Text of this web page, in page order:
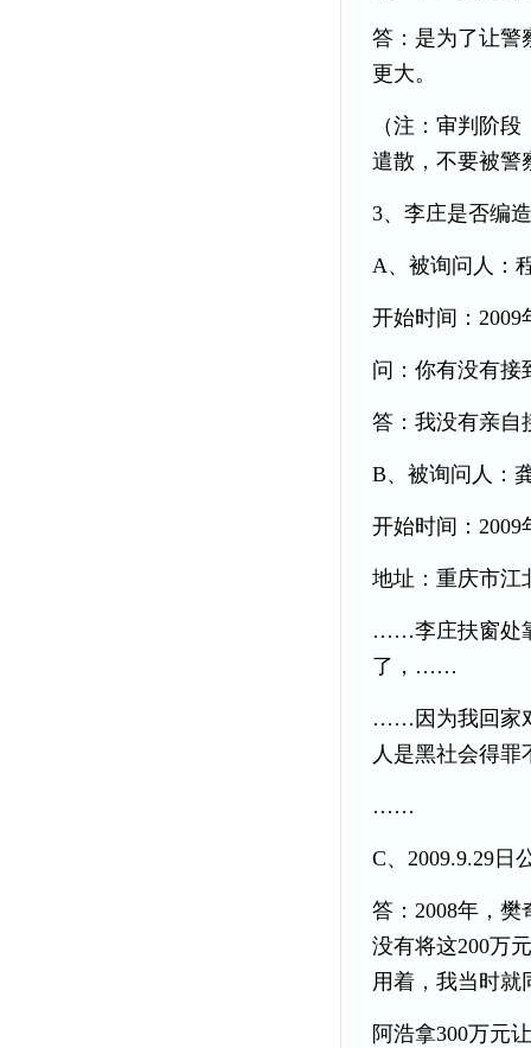
答：是为了让警
更大。
（注：审判阶
遣散，不要被警
3、李庄是否编
A、被询问人：
开始时间：2009
问：你有没有接
答：我没有亲自
B、被询问人：
开始时间：2009
地址：重庆市江
……李庄扶窗处
了，……
……因为我回家
人是黑社会得
……
C、2009.9.29日
答：2008年，
没有将这200万
用着，我当时就
阿浩拿300万元